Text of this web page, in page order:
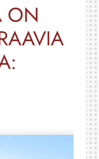
ON